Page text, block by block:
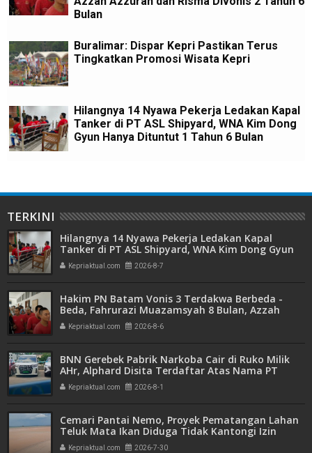
Bulan
Buralimar: Dispar Kepri Pastikan Terus
Tingkatkan Promosi Wisata Kepri
Hilangnya 14 Nyawa Pekerja Ledakan Kapal
Tanker di PT ASL Shipyard, WNA Kim Dong
Gyun Hanya Dituntut 1 Tahun 6 Bulan
TERKINI
Hilangnya 14 Nyawa Pekerja Ledakan Kapal
Tanker di PT ASL Shipyard, WNA Kim Dong Gyun
Hanya Dituntut 1 Tahun 6 Bulan
Kepriaktual.com 2026-8-7
Hakim PN Batam Vonis 3 Terdakwa Berbeda -
Beda, Fahrurazi Muazamsyah 8 Bulan, Azzah
Azzurah dan Risma Divonis 2 Tahun 6 Bulan
Kepriaktual.com 2026-8-6
BNN Gerebek Pabrik Narkoba Cair di Ruko Milik
AHr, Alphard Disita Terdaftar Atas Nama PT
Mitra Usaha Properti
Kepriaktual.com 2026-8-1
Cemari Pantai Nemo, Proyek Pematangan Lahan
Teluk Mata Ikan Diduga Tidak Kantongi Izin
Amdal
Kepriaktual.com 2026-7-30